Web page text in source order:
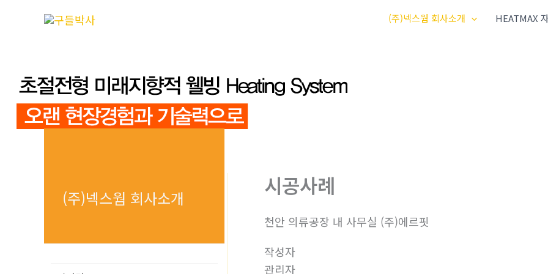
(주)넥스웜 회사소개 HEATMAX
(주)넥스웜 회사소개 시공사례
천안 의류공장 내 사무실 (주)에르핏
작성자
관리자